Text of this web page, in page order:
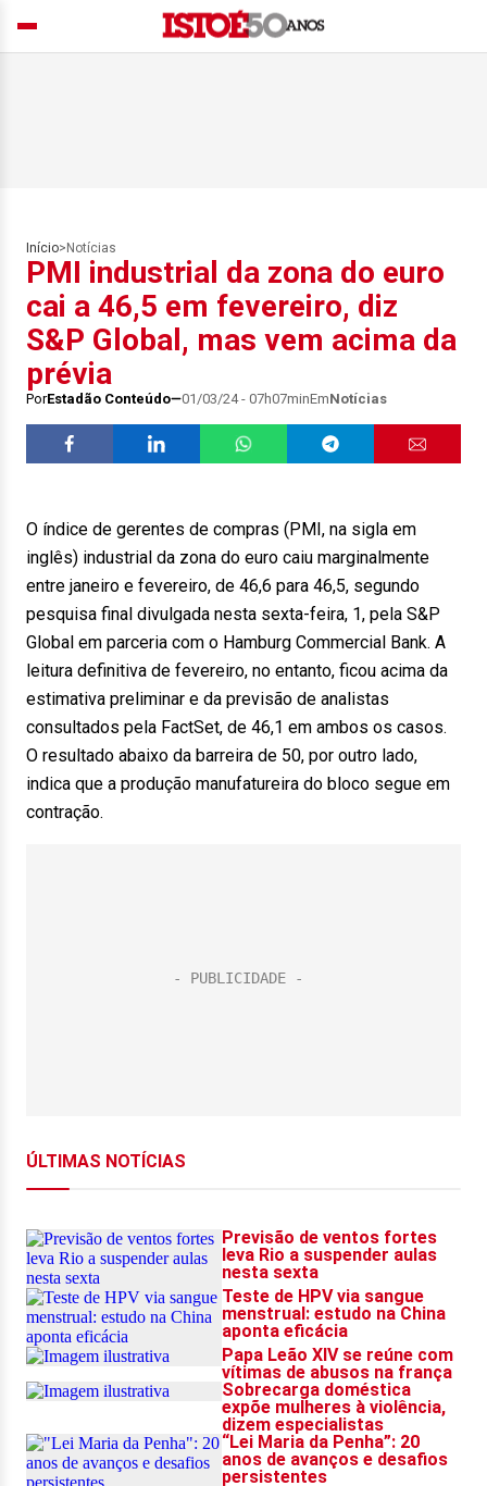
Início> Notícias
PMI industrial da zona do euro
cai a 46,5 em fevereiro, diz
S&P Global, mas vem acima da
prévia
PorEstadão Conteúdo 01/03/24 - 07h07minEmNotícias
O índice de gerentes de compras (PMI, na sigla em
inglês) industrial da zona do euro caiu marginalmente
entre janeiro e fevereiro, de 46,6 para 46,5, segundo
pesquisa final divulgada nesta sexta-feira, 1, pela S&P
Global em parceria com o Hamburg Commercial Bank. A
leitura definitiva de fevereiro, no entanto, ficou acima da
estimativa preliminar e da previsão de analistas
consultados pela FactSet, de 46,1 em ambos os casos.
O resultado abaixo da barreira de 50, por outro lado,
indica que a produção manufatureira do bloco segue em
contração.